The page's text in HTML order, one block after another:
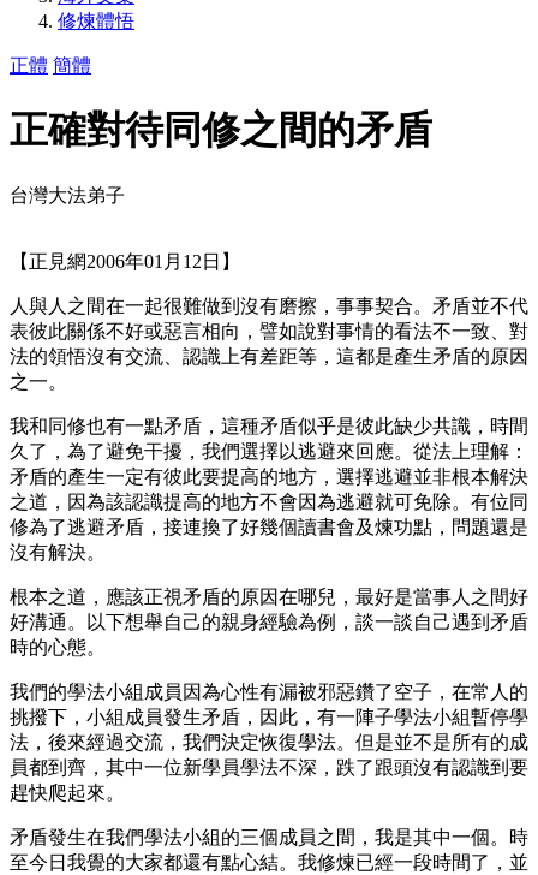
修煉體悟
正體 簡體
正確對待同修之間的矛盾
台灣大法弟子
【正見網2006年01月12日】
人與人之間在一起很難做到沒有磨擦，事事契合。矛盾並不代
表彼此關係不好或惡言相向，譬如說對事情的看法不一致、對
法的領悟沒有交流、認識上有差距等，這都是產生矛盾的原因
之一。
我和同修也有一點矛盾，這種矛盾似乎是彼此缺少共識，時間
久了，為了避免干擾，我們選擇以逃避來回應。從法上理解：
矛盾的產生一定有彼此要提高的地方，選擇逃避並非根本解決
之道，因為該認識提高的地方不會因為逃避就可免除。有位同
修為了逃避矛盾，接連換了好幾個讀書會及煉功點，問題還是
沒有解決。
根本之道，應該正視矛盾的原因在哪兒，最好是當事人之間好
好溝通。以下想舉自己的親身經驗為例，談一談自己遇到矛盾
時的心態。
我們的學法小組成員因為心性有漏被邪惡鑽了空子，在常人的
挑撥下，小組成員發生矛盾，因此，有一陣子學法小組暫停學
法，後來經過交流，我們決定恢復學法。但是並不是所有的成
員都到齊，其中一位新學員學法不深，跌了跟頭沒有認識到要
趕快爬起來。
矛盾發生在我們學法小組的三個成員之間，我是其中一個。時
至今日我覺的大家都還有點心結。我修煉已經一段時間了，並